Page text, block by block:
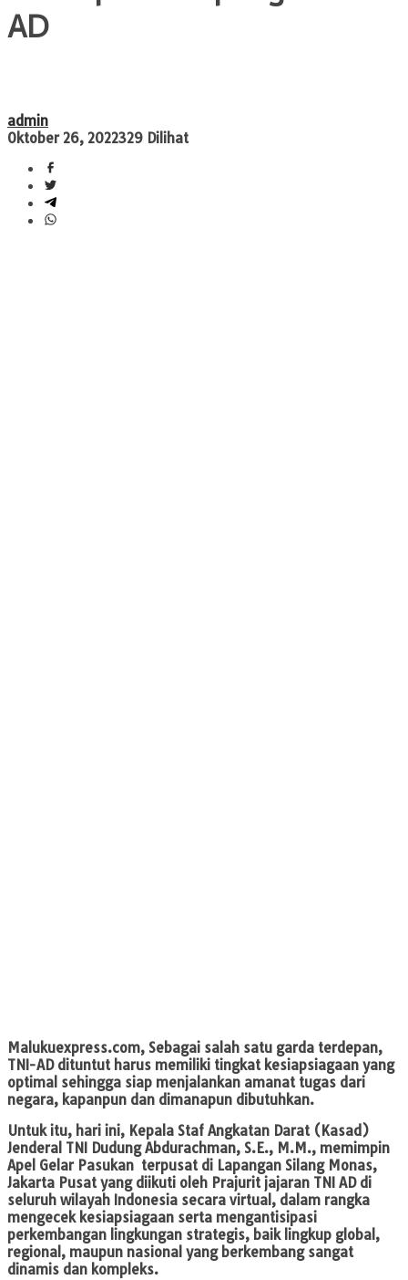
AD
admin
Oktober 26, 2022329 Dilihat
Malukuexpress.com, Sebagai salah satu garda terdepan,
TNI-AD dituntut harus memiliki tingkat kesiapsiagaan yang
optimal sehingga siap menjalankan amanat tugas dari
negara, kapanpun dan dimanapun dibutuhkan.
Untuk itu, hari ini, Kepala Staf Angkatan Darat (Kasad)
Jenderal TNI Dudung Abdurachman, S.E., M.M., memimpin
Apel Gelar Pasukan terpusat di Lapangan Silang Monas,
Jakarta Pusat yang diikuti oleh Prajurit jajaran TNI AD di
seluruh wilayah Indonesia secara virtual, dalam rangka
mengecek kesiapsiagaan serta mengantisipasi
perkembangan lingkungan strategis, baik lingkup global,
regional, maupun nasional yang berkembang sangat
dinamis dan kompleks.